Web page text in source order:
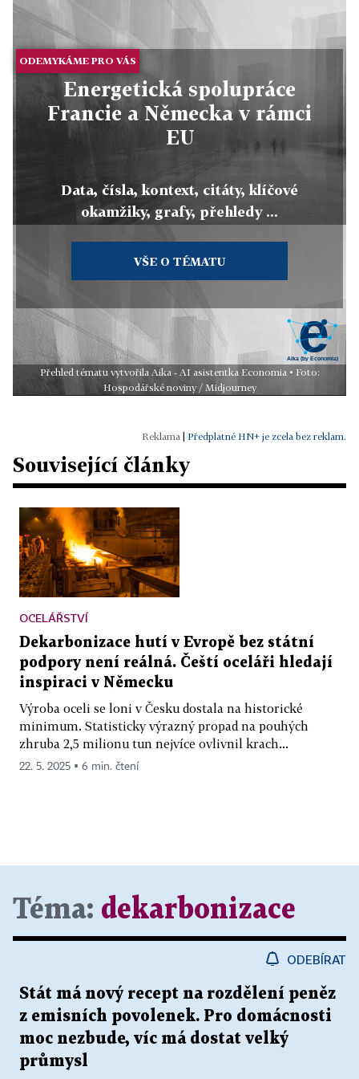
ODEMYKÁME PRO VÁS
Energetická spolupráce
Francie a Německa v rámci
EU
Data, čísla, kontext, citáty, klíčové
okamžiky, grafy, přehledy ...
VŠE O TÉMATU
Přehled tématu vytvořila Aika - AI asistentka Economia • Foto:
Hospodářské noviny / Midjourney
| Předplatné HN+ je zcela bez reklam.
Související články
OCELÁŘSTVÍ
Dekarbonizace hutí v Evropě bez státní
podpory není reálná. Čeští oceláři hledají
inspiraci v Německu
Výroba oceli se loni v Česku dostala na historické
minimum. Statisticky výrazný propad na pouhých
zhruba 2,5 milionu tun nejvíce ovlivnil krach...
22. 5. 2025 ▪ 6 min. čtení
Téma: dekarbonizace
ODEBÍRAT
Stát má nový recept na rozdělení peněz
z emisních povolenek. Pro domácnosti
moc nezbude, víc má dostat velký
průmysl